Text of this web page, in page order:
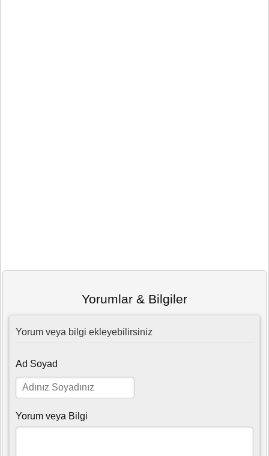
Yorumlar & Bilgiler
Yorum veya bilgi ekleyebilirsiniz
Ad Soyad
Yorum veya Bilgi